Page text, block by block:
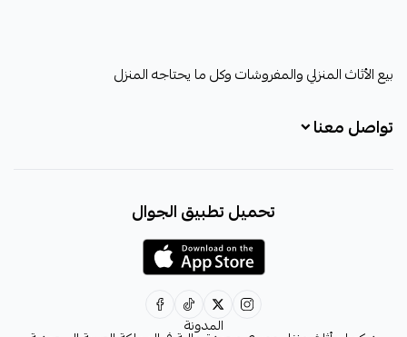
ديكورا
بيع الأثاث المنزلي والمفروشات وكل ما يحتاجه المنزل
تواصل معنا
decora6586@gmail.com
تحميل تطبيق الجوال
المدونة